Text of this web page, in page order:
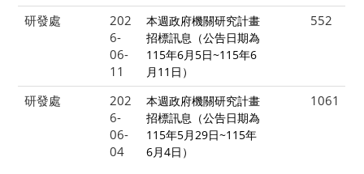
研發處
202
6-
06-
11
本週政府機關研究計畫
招標訊息（公告日期為
115年6月5日~115年6
月11日）
552
研發處
202
6-
06-
04
本週政府機關研究計畫
招標訊息（公告日期為
115年5月29日~115年
6月4日）
1061